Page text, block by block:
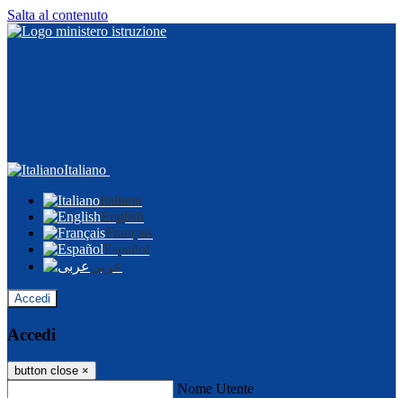
Salta al contenuto
Italiano
Italiano
English
Français
Español
عربى
Accedi
Accedi
button close ×
Nome Utente